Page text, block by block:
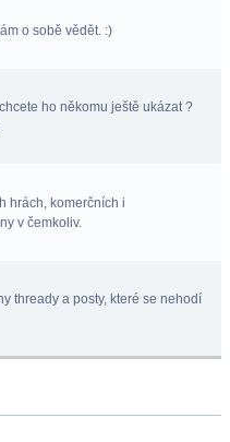
o sobě vědět. :)
ho někomu ještě ukázat ?
hrách, komerčních i
v čemkoliv.
thready a posty, které se nehodí